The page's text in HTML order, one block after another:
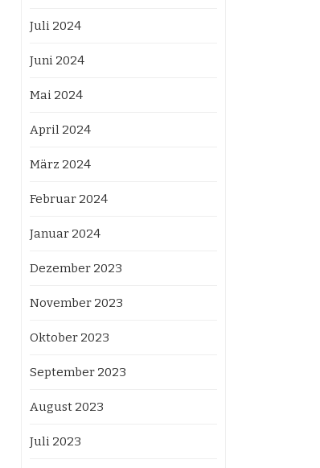
Juli 2024
Juni 2024
Mai 2024
April 2024
März 2024
Februar 2024
Januar 2024
Dezember 2023
November 2023
Oktober 2023
September 2023
August 2023
Juli 2023